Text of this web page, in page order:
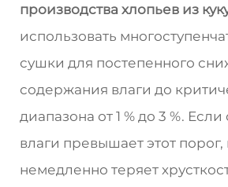
производства хлопьев из
использовать
сушки для постепенного
содержания влаги до
диапазона от 1 % до 3 %.
влаги превышает этот порог,
немедленно теряет